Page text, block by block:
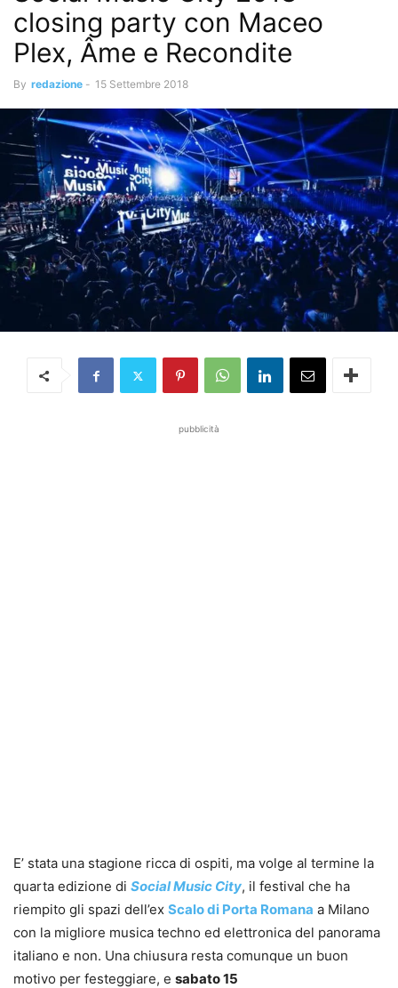
closing party con Maceo
Plex, Âme e Recondite
By redazione - 15 Settembre 2018
pubblicità
E’ stata una stagione ricca di ospiti, ma volge al termine la
quarta edizione di Social Music City, il festival che ha
riempito gli spazi dell’ex Scalo di Porta Romana a Milano
con la migliore musica techno ed elettronica del panorama
italiano e non. Una chiusura resta comunque un buon
motivo per festeggiare, e sabato 15